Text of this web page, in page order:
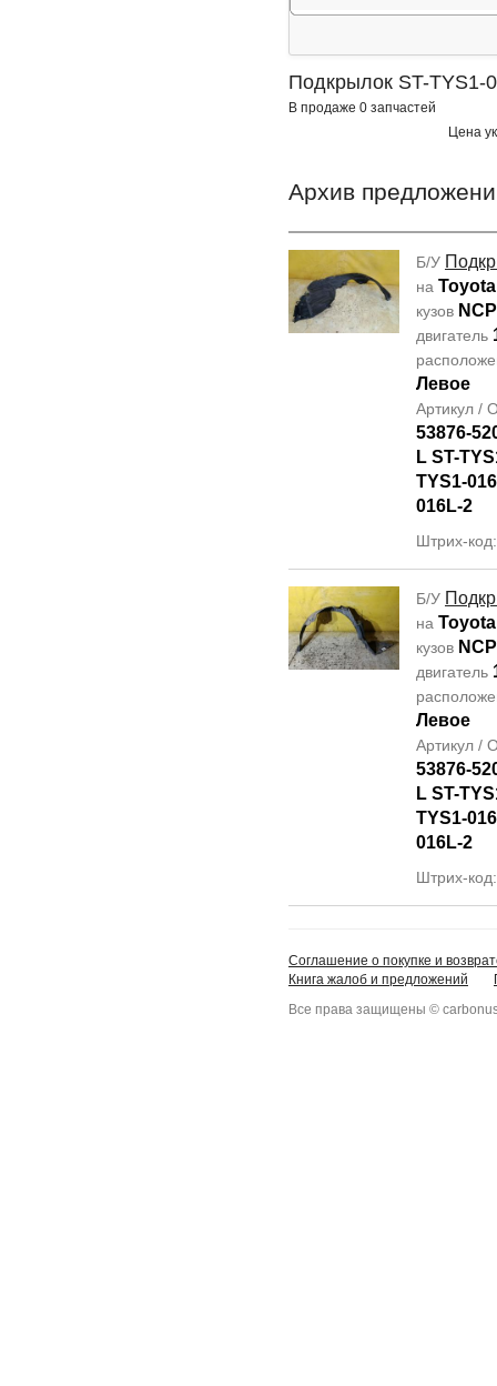
Подкрылок ST-TYS1-
В продаже 0 запчастей
Цена
Архив
Б/У
на
кузов
двигатель
Левое
Артикул /
53876-
L ST-
TYS1-
016L-2
Штрих-
Б/У
на
кузов
двигатель
Левое
Артикул /
53876-
L ST-
TYS1-
016L-2
Штрих-
Соглашение о покупке и
Книга жалоб и предложений
Все права защищены ©